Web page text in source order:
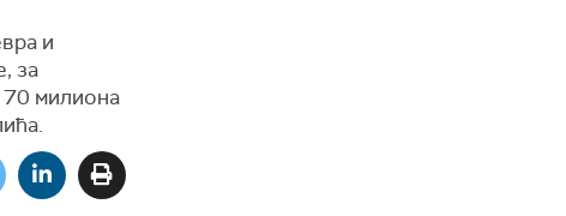
и
за
70 милиона